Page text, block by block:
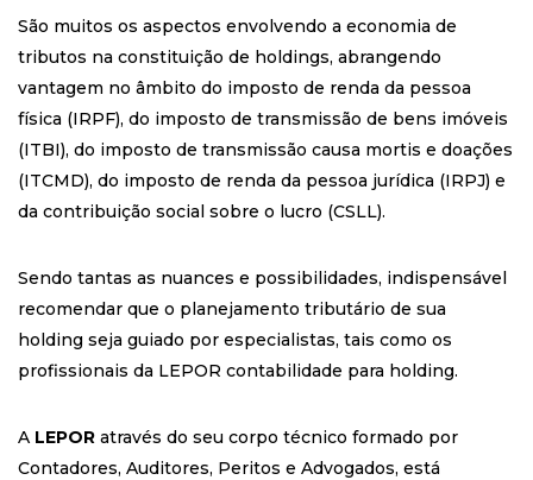
São muitos os aspectos envolvendo a economia de
tributos na constituição de holdings, abrangendo
vantagem no âmbito do imposto de renda da pessoa
física (IRPF), do imposto de transmissão de bens imóveis
(ITBI), do imposto de transmissão causa mortis e doações
(ITCMD), do imposto de renda da pessoa jurídica (IRPJ) e
da contribuição social sobre o lucro (CSLL).
Sendo tantas as nuances e possibilidades, indispensável
recomendar que o planejamento tributário de sua
holding seja guiado por especialistas, tais como os
profissionais da LEPOR contabilidade para holding.
A LEPOR através do seu corpo técnico formado por
Contadores, Auditores, Peritos e Advogados, está